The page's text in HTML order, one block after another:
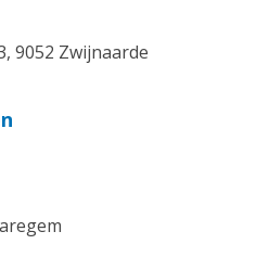
9052 Zwijnaarde